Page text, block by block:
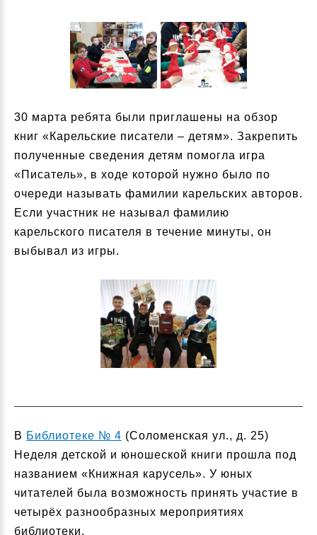
30 марта ребята были приглашены на обзор
книг «Карельские писатели – детям». Закрепить
полученные сведения детям помогла игра
«Писатель», в ходе которой нужно было по
очереди называть фамилии карельских авторов.
Если участник не называл фамилию
карельского писателя в течение минуты, он
выбывал из игры.
В Библиотеке № 4 (Соломенская ул., д. 25)
Неделя детской и юношеской книги прошла под
названием «Книжная карусель». У юных
читателей была возможность принять участие в
четырёх разнообразных мероприятиях
библиотеки.